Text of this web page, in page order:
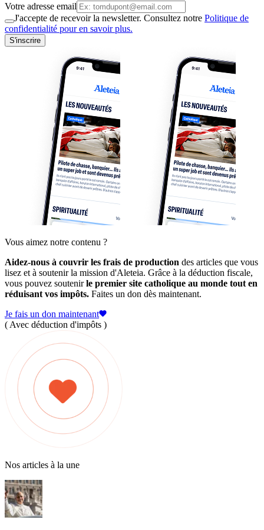
Votre adresse email
J'accepte de recevoir la newsletter. Consultez notre Politique de
confidentialité pour en savoir plus.
S'inscrire
Vous aimez notre contenu ?
Aidez-nous à couvrir les frais de production des articles que vous
lisez et à soutenir la mission d'Aleteia. Grâce à la déduction fiscale,
vous pouvez soutenirle premier site catholique au monde tout en
réduisant vos impôts. Faites un don dès maintenant.
Je fais un don maintenant
( Avec déduction d'impôts )
Nos articles à la une